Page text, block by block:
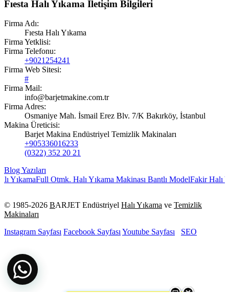
Fıesta Halı Yıkama İletişim Bilgileri
Firma Adı:
Fıesta Halı Yıkama
Firma Yetklisi:
Firma Telefonu:
+9021254241
Firma Web Sitesi:
#
Firma Mail:
info@barjetmakine.com.tr
Firma Adres:
Osmaniye Mah. İsmail Erez Blv. 7/K Bakırköy, İstanbul
Makina Üreticisi:
Barjet Makina Endüstriyel Temizlik Makinaları
+905336016233
(0322) 352 20 21
Blog Yazıları
YıkamaFull Otmk. Halı Yıkama Makinası Bantlı ModelFakir Halı
© 1985-2026 BARJET Endüstriyel Halı Yıkama ve Temizlik
Makinaları
Instagram Sayfası Facebook SayfasıYoutube Sayfası SEO